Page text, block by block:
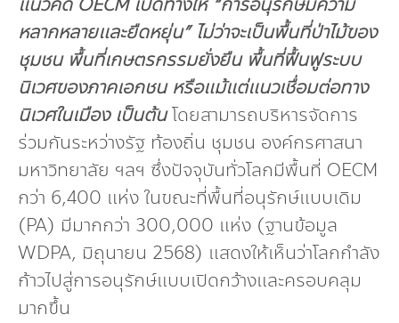
หลากหลายและยืดหยุ่น” ไม่ว่าจะเป็นพื้นที่ป่าไม้ของ
ชุมชน พื้นที่เกษตรกรรมยั่งยืน พื้นที่ฟื้นฟูระบบ
นิเวศของภาคเอกชน หรือแม้แต่แนวเชื่อมต่อทาง
นิเวศในเมือง เป็นต้นโดยสามารถบริหารจัดการ
ร่วมกันระหว่างรัฐ ท้องถิ่น ชุมชน องค์กรศาสนา
มหาวิทยาลัย ฯลฯ ซึ่งปัจจุบันทั่วโลกมีพื้นที่ OECM
กว่า 6,400 แห่ง ในขณะที่พื้นที่อนุรักษ์แบบเดิม
(PA) มีมากกว่า 300,000 แห่ง (ฐานข้อมูล
WDPA, มิถุนายน 2568) แสดงให้เห็นว่าโลกกำลัง
ก้าวไปสู่การอนุรักษ์แบบเปิดกว้างและครอบคลุม
มากขึ้น